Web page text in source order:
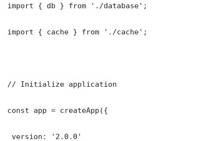
import { db } from './database';
import { cache } from './cache';
// Initialize application
const app = createApp({
version: '2.0.0'